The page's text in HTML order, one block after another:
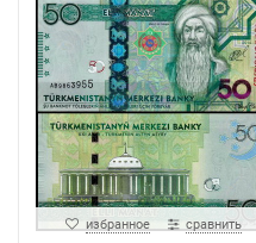
избранное сравнить